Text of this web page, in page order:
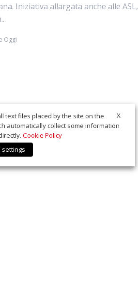
Iniziativa allargata anche alle ASL,
Oggi
X
text files placed by the site on the
automatically collect some information
Cookie Policy
settings